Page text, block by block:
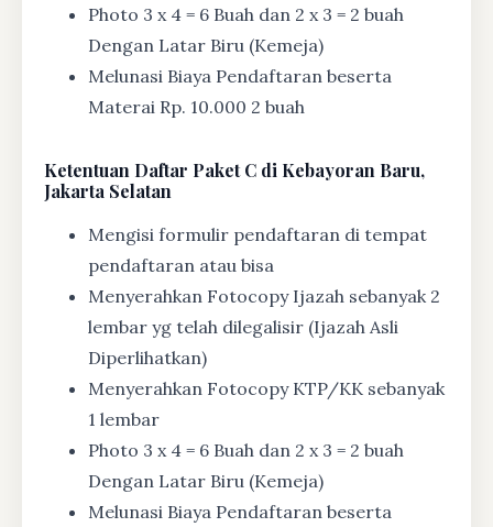
Photo 3 x 4 = 6 Buah dan 2 x 3 = 2 buah
Dengan Latar Biru (Kemeja)
Melunasi Biaya Pendaftaran beserta
Materai Rp. 10.000 2 buah
Ketentuan Daftar Paket C di Kebayoran Baru,
Jakarta Selatan
Mengisi formulir pendaftaran di tempat
pendaftaran atau bisa
Menyerahkan Fotocopy Ijazah sebanyak 2
lembar yg telah dilegalisir (Ijazah Asli
Diperlihatkan)
Menyerahkan Fotocopy KTP/KK sebanyak
1 lembar
Photo 3 x 4 = 6 Buah dan 2 x 3 = 2 buah
Dengan Latar Biru (Kemeja)
Melunasi Biaya Pendaftaran beserta